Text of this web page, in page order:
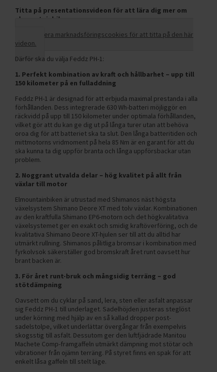
Titta på presentationsvideon för att lära dig mer om
elmountainbiken.
Acceptera marknadsföringscookies för att titta på den här
videon.
Därför ska du välja Feddz PH-1:
1. Perfekt kombination av kraft och hållbarhet – upp till
150 kilometer på en fulladdning
Feddz PH-1 är designad för att erbjuda maximal prestanda i alla
förhållanden. Dess integrerade 630 Wh-batteri möjliggör en
räckvidd på upp till 150 kilometer under optimala förhållanden,
vilket gör att du kan ge dig ut på långa turer utan att behöva
oroa dig för att batteriet ska ta slut. Den långa batteritiden och
mittmotorns vridmoment på hela 85 Nm är en garant för att du
ska kunna ta dig uppför branta och långa uppförsbackar utan
problem.
2. Noggrant utvalda delar – hög kvalitet på allt från
växlar till motor
Elmountainbiken är utrustad med Shimanos näst högsta
växelsystem Shimano Deore XT med tolv växlar. Kombinationen
av den kraftfulla Shimano EP6-motorn och det högkvalitativa
växelsystemet ger en exakt och smidig kraftöverföring, och de
kvalitativa Shimano Deore XT-hjulen ser till att du alltid har
utmärkt rullning. Shimanos pålitliga bromsar i kombination med
fyrkolvsok säkerställer god bromskraft året runt oavsett hur
brant backen är.
3. För året runt-bruk och mångsidig terräng – god
stötdämpning
Oavsett om du cyklar på sand, lera, sten eller asfalt anpassar
sig Feddz PH-1 till underlaget. Sadelhöjden justeras steglöst
under körning med hjälp av en så kallad dropper post-
sadelstolpe, vilket underlättar övergångar från exempelvis
skogsstig till asfalt. Dessutom ger den luftfjädrade Manitou
Machete Comp-framgaffeln utmärkt dämpning mot stötar och
vibrationer från ojämn terräng. På styret finns en spak för att
enkelt låsa gaffeln till stelt läge.